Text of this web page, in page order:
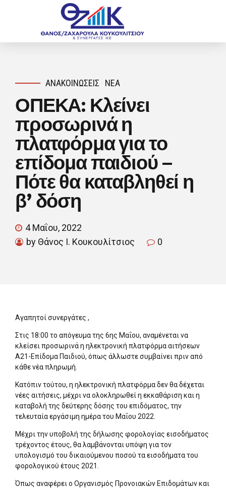
ΑΝΑΚΟΙΝΏΣΕΙΣ ΝΈΑ
ΟΠΕΚΑ: Κλείνει
προσωρινά η
πλατφόρμα για το
επίδομα παιδιού –
Πότε θα καταβληθεί η
β’ δόση
4 Μαΐου, 2022
by Θάνος Ι. Κουκουλίτσιος
0
Αγαπητοί συνεργάτες ,
Στις 18:00 το απόγευμα της 6ης Μαΐου, αναμένεται να
κλείσει προσωρινά η ηλεκτρονική πλατφόρμα αιτήσεων
Α21-Επίδομα Παιδιού, όπως άλλωστε συμβαίνει πριν από
κάθε νέα πληρωμή.
Κατόπιν τούτου, η ηλεκτρονική πλατφόρμα δεν θα δέχεται
νέες αιτήσεις, μέχρι να ολοκληρωθεί η εκκαθάριση και η
καταβολή της δεύτερης δόσης του επιδόματος, την
τελευταία εργάσιμη ημέρα του Μαΐου 2022.
Μέχρι την υποβολή της δήλωσης φορολογίας εισοδήματος
τρέχοντος έτους, θα λαμβάνονται υπόψη για τον
υπολογισμό του δικαιούμενου ποσού τα εισοδήματα του
φορολογικού έτους 2021.
Όπως αναφέρει ο Οργανισμός Προνοιακών Επιδομάτων και